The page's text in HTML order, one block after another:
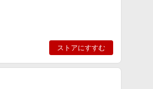
ストアにすすむ